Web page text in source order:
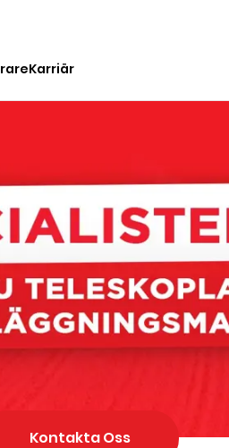
Karriär
Kontakta Oss